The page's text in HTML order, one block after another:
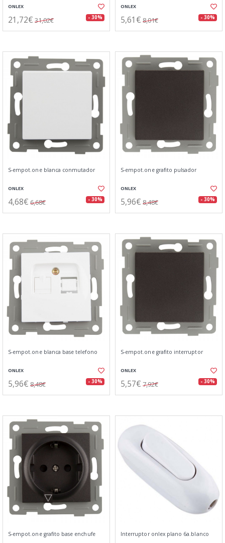
ONLEX
21,72€ 31,02€ - 30%
ONLEX
5,61€ 8,01€ - 30%
S-empot.one blanca conmutador
ONLEX
4,68€ 6,68€ - 30%
S-empot.one grafito pulsador
ONLEX
5,96€ 8,48€ - 30%
S-empot.one blanca base telefono
ONLEX
5,96€ 8,48€ - 30%
S-empot.one grafito interruptor
ONLEX
5,57€ 7,92€ - 30%
S-empot.one grafito base enchufe Interruptor onlex plano 6a.blanco